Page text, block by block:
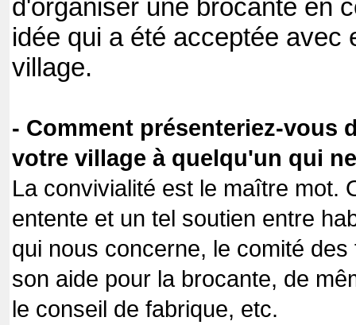
d'organiser une brocante en
idée qui a été acceptée
village.
- Comment présenteriez-vous
votre village à quelqu'un qui
La convivialité est le maître mot.
entente et un tel soutien entre
qui nous concerne, le comité
son aide pour la brocante, de
le conseil de fabrique, etc.